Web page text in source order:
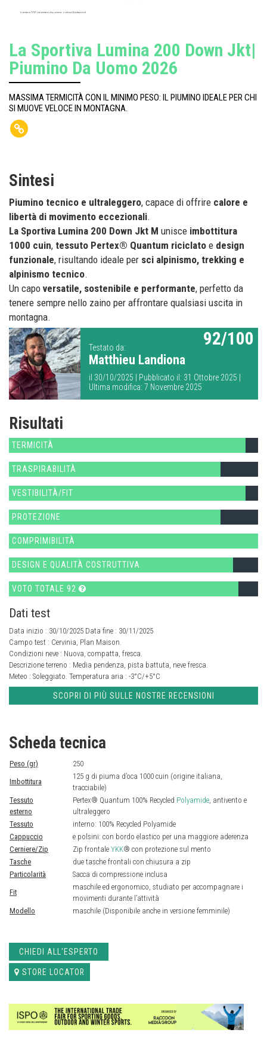
Lumina 200, piumino da uomo, colore Redwood.
La Sportiva Lumina 200 Down Jkt|
Piumino Da Uomo 2026
MASSIMA TERMICITÀ CON IL MINIMO PESO: IL PIUMINO IDEALE PER CHI
SI MUOVE VELOCE IN MONTAGNA.
Sintesi
Piumino tecnico e ultraleggero, capace di offrire calore e
libertà di movimento eccezionali.
La Sportiva Lumina 200 Down Jkt M unisce imbottitura
1000 cuin, tessuto Pertex® Quantum riciclato e design
funzionale, risultando ideale per sci alpinismo, trekking e
alpinismo tecnico.
Un capo versatile, sostenibile e performante, perfetto da
tenere sempre nello zaino per affrontare qualsiasi uscita in
montagna.
Testato da:
Matthieu Landiona
il 30/10/2025 | Pubblicato il: 31 Ottobre 2025 |
Ultima modifica: 7 Novembre 2025
92/100
Risultati
TERMICITÀ
TRASPIRABILITÀ
VESTIBILITÀ/FIT
PROTEZIONE
COMPRIMIBILITÀ
DESIGN E QUALITÀ COSTRUTTIVA
VOTO TOTALE 92
Dati test
Data inizio : 30/10/2025 Data fine : 30/11/2025
Campo test : Cervinia, Plan Maison.
Condizioni neve : Nuova, compatta, fresca.
Descrizione terreno : Media pendenza, pista battuta, neve fresca.
Meteo : Soleggiato. Temperatura aria : -3°C/+5°C
SCOPRI DI PIÙ SULLE NOSTRE RECENSIONI
Scheda tecnica
Peso (gr)
250
Imbottitura
125 g di piuma d’oca 1000 cuin (origine italiana,
tracciabile)
Tessuto
esterno
Pertex® Quantum 100% Recycled Polyamide, antivento e
ultraleggero
Tessuto
interno: 100% Recycled Polyamide
Cappuccio
e polsini: con bordo elastico per una maggiore aderenza
Cerniere/Zip
Zip frontale YKK® con protezione sul mento
Tasche
due tasche frontali con chiusura a zip
Particolarità
Sacca di compressione inclusa
Fit
maschile ed ergonomico, studiato per accompagnare i
movimenti durante l’attività
Modello
maschile (Disponibile anche in versione femminile)
CHIEDI ALL'ESPERTO
STORE LOCATOR